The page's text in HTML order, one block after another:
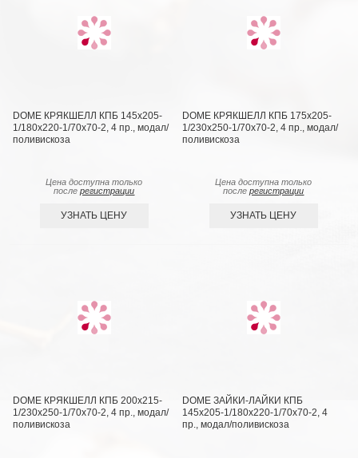
DOME КРЯКШЕЛЛ КПБ 145х205-
1/180х220-1/70х70-2, 4 пр., модал/
поливискоза
Цена доступна только
послерегистрации
УЗНАТЬ ЦЕНУ
DOME КРЯКШЕЛЛ КПБ 175х205-
1/230х250-1/70х70-2, 4 пр., модал/
поливискоза
Цена доступна только
послерегистрации
УЗНАТЬ ЦЕНУ
DOME КРЯКШЕЛЛ КПБ 200х215-
1/230х250-1/70х70-2, 4 пр., модал/
поливискоза
DOME ЗАЙКИ-ЛАЙКИ КПБ
145х205-1/180х220-1/70х70-2, 4
пр., модал/поливискоза